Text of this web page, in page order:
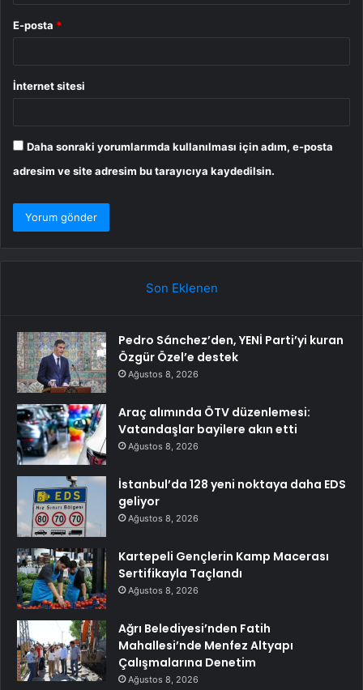
E-posta *
İnternet sitesi
Daha sonraki yorumlarımda kullanılması için adım, e-posta
adresim ve site adresim bu tarayıcıya kaydedilsin.
Son Eklenen
Pedro Sánchez’den, YENİ Parti’yi kuran
Özgür Özel’e destek
Ağustos 8, 2026
Araç alımında ÖTV düzenlemesi:
Vatandaşlar bayilere akın etti
Ağustos 8, 2026
İstanbul’da 128 yeni noktaya daha EDS
geliyor
Ağustos 8, 2026
Kartepeli Gençlerin Kamp Macerası
Sertifikayla Taçlandı
Ağustos 8, 2026
Ağrı Belediyesi’nden Fatih
Mahallesi’nde Menfez Altyapı
Çalışmalarına Denetim
Ağustos 8, 2026